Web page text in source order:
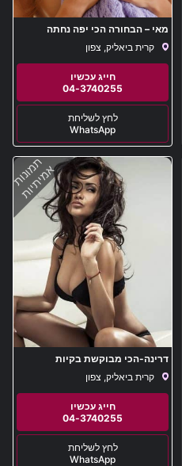
מאי – הבחורה הכי יפה נחתה
בקרית ביאליק
קרית ביאליק, צפון
04-3740255
WhatsApp
תמונות
אמיתיות
דרינה-הכי מבוקשת בקיות
קרית ביאליק, צפון
04-3740255
WhatsApp